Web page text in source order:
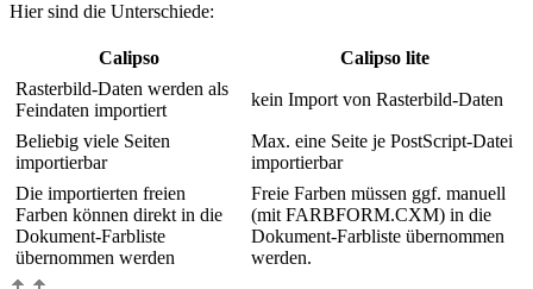
Hier sind die Unterschiede:
Calipso
Calipso lite
Rasterbild-Daten werden als
Feindaten importiert
kein Import von Rasterbild-Daten
Beliebig viele Seiten
importierbar
Max. eine Seite je PostScript-Datei
importierbar
Die importierten freien
Farben können direkt in die
Dokument-Farbliste
übernommen werden
Freie Farben müssen ggf. manuell
(mit FARBFORM.CXM) in die
Dokument-Farbliste übernommen
werden.